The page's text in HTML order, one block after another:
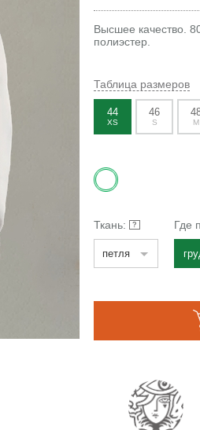
Высшее качество.
полиэстер.
Таблица размеров
44
XS
46
S M
Ткань: ?
петля
Где